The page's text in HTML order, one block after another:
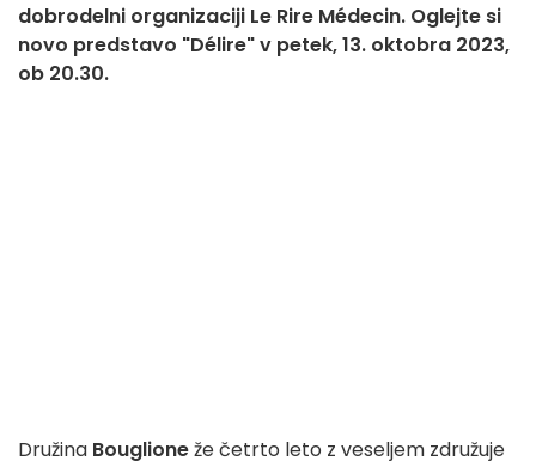
dobrodelni organizaciji Le Rire Médecin. Oglejte si
novo predstavo "Délire" v petek, 13. oktobra 2023,
ob 20.30.
Družina Bouglioneže četrto leto z veseljem združuje